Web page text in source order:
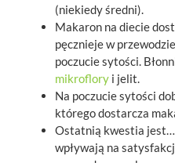
(niekiedy średni).
Makaron na diecie
pęcznieje w
poczucie sytości.
mikroflory i jelit.
Na poczucie sytości
którego dostarcza
Ostatnią kwestia
wpływają na